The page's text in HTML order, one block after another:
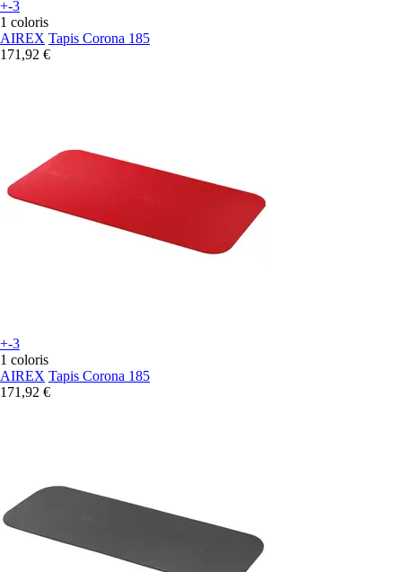
+-3
1 coloris
AIREX Tapis Corona 185
171,92 €
+-3
1 coloris
AIREX Tapis Corona 185
171,92 €